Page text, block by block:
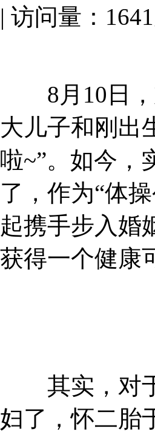
| 访问量：
8月10日，
大儿子和刚出
啦~”。如今，
了，作为“体
起携手步入婚
获得一个健康
其实，对于
妇了，怀二胎